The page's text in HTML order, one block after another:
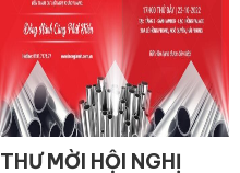
THƯ MỜI HỘI NGHỊ